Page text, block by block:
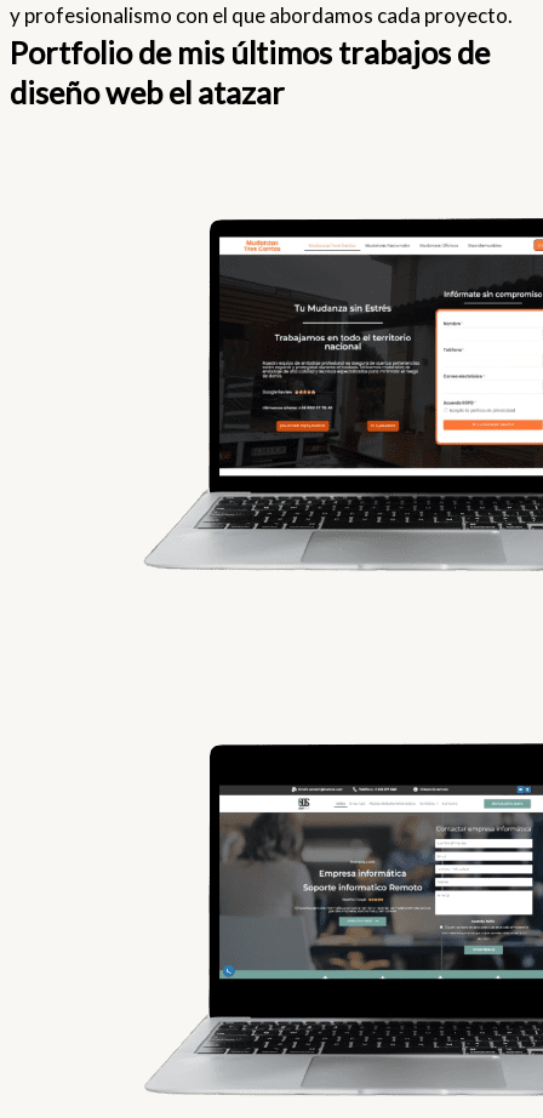
y profesionalismo con el que abordamos cada proyecto.
Portfolio de mis últimos trabajos de
diseño web el atazar